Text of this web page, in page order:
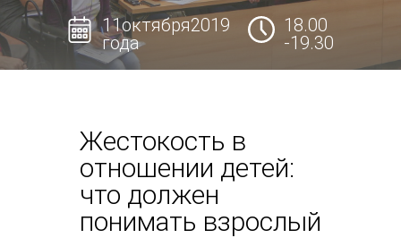
11октября2019
года
18.00
-19.30
Жестокость в
отношении детей:
что должен
понимать взрослый